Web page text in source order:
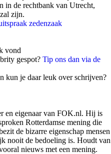
in de rechtbank van Utrecht,
zijn.
zedenzaak
vond
gespot? Tip ons dan via de
kun je daar leuk over schrijven?
en eigenaar van FOK.nl. Hij is
Rotterdamse mening die
de bizarre eigenschap mensen
nooit de bedoeling is. Houdt van
nieuws met een mening.